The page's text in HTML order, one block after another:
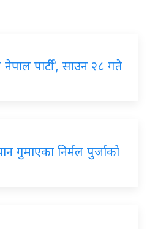
नेपाल पार्टी’, साउन २८ गते
गुमाएका निर्मल पुर्जाको